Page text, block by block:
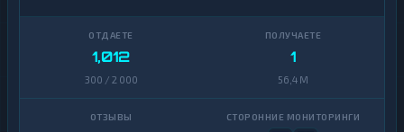
1,012
300 / 2 000
1
56,4 M